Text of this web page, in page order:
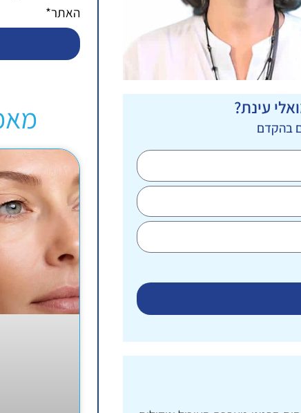
עינת?
בהקדם
האתר*